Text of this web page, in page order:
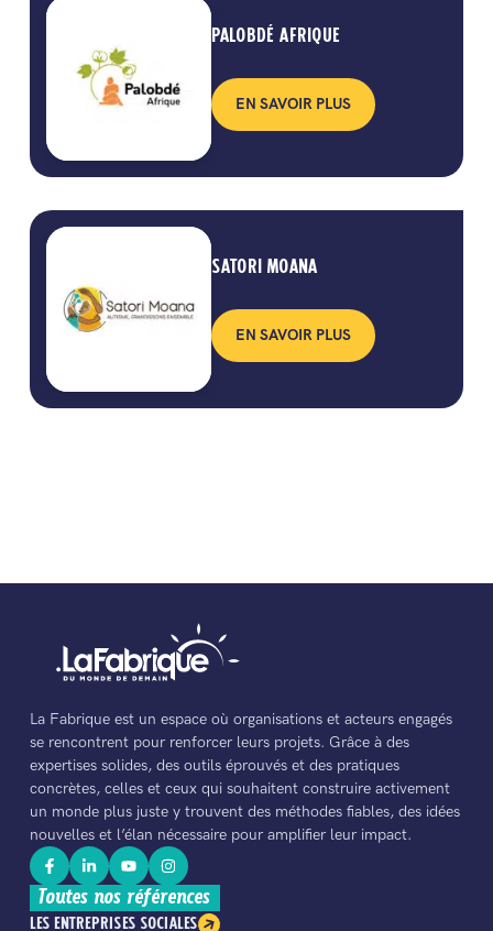
PALOBDÉ AFRIQUE
EN SAVOIR PLUS
SATORI MOANA
EN SAVOIR PLUS
La Fabrique est un espace où organisations et acteurs engagés
se rencontrent pour renforcer leurs projets. Grâce à des
expertises solides, des outils éprouvés et des pratiques
concrètes, celles et ceux qui souhaitent construire activement
un monde plus juste y trouvent des méthodes fiables, des idées
nouvelles et l’élan nécessaire pour amplifier leur impact.
Toutes nos références
LES ENTREPRISES SOCIALES